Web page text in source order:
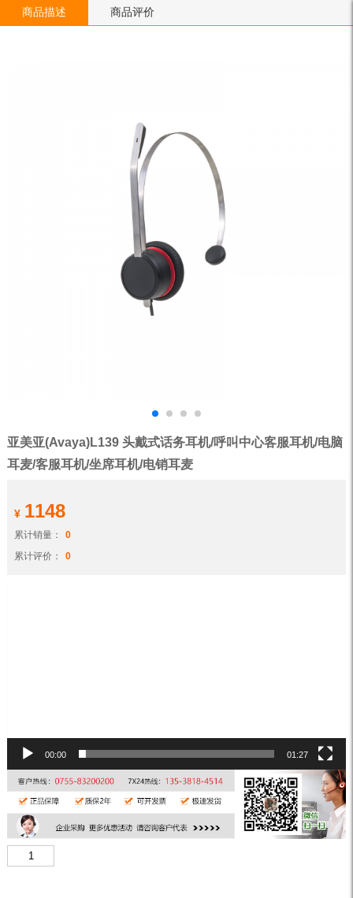
亚美亚(Avaya)L139 头戴式话务耳机/呼叫中心客服耳机/电脑
耳麦/客服耳机/坐席耳机/电销耳麦
¥ 1148
累计销量：
0
累计评价：
0
00:00 01:27
商品描述 商品评价